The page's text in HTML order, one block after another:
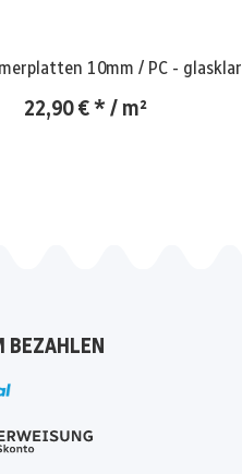
10mm / PC - glasklar
22,90 €* / m²
BEZAHLEN